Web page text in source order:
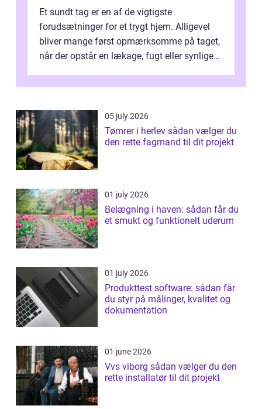
Et sundt tag er en af de vigtigste
forudsætninger for et trygt hjem. Alligevel
bliver mange først opmærksomme på taget,
når der opstår en lækage, fugt eller synlige
05 july 2026
Tømrer i herlev sådan vælger du
den rette fagmand til dit projekt
01 july 2026
Belægning i haven: sådan får du
et smukt og funktionelt uderum
01 july 2026
Produkttest software: sådan får
du styr på målinger, kvalitet og
dokumentation
01 june 2026
Vvs viborg sådan vælger du den
rette installatør til dit projekt